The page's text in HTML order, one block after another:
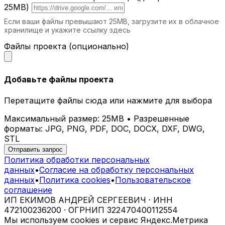
эстетичные шезлонги для максимального
расслабления.
Почему выбирают iParametric?
Индивидуальное проектирование.
учетом ваших потребностей.
Современные технологии.
проектирования и производства.
Долговечные материалы.Наши изделия
сохраняют свой вид и свойства на
протяжении многих лет.
Эстетика и комфорт.
шезлонги гармонично вписываются в
любое пространство.
Как заказать параметрический шезлонг
в Шатуре?
Свяжитесь с намидля консультации и
25MB)
Если ваши файлы превышают 25MB, загрузите их в облачное
хранилище и укажите ссылку здесь
Файлы проекта (опционально)
Добавьте файлы проекта
Перетащите файлы сюда или нажмите для выбора
Максимальный размер: 25MB • Разрешенные
форматы: JPG, PNG, PDF, DOC, DOCX, DXF, DWG,
STL
Отправить запрос
Политика обработки персональных
данных•Согласие на обработку персональных
данных•Политика cookies•Пользовательское
соглашение
ИП ЕКИМОВ АНДРЕЙ СЕРГЕЕВИЧ · ИНН
472100236200 · ОГРНИП 322470400112554
Мы используем cookies и сервис Яндекс.Метрика